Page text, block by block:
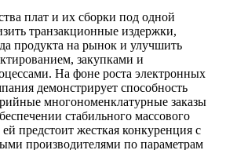
плат и их сборки под одной
транзакционные издержки,
продукта на рынок и улучшить
закупками и
На фоне роста электронных
демонстрирует способность
многономенклатурные заказы
стабильного массового
предстоит жесткая конкуренция с
производителями по параметрам